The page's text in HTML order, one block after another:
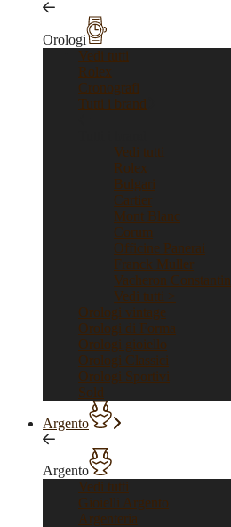
Orologi
Vedi tutti
Rolex
Cronografi
Tutti i brand
Vedi tutti
Rolex
Bulgari
Cartier
Mont Blanc
Corum
Officine Panerai
Franck Muller
Vacheron Constantin
Vedi tutti >
Orologi vintage
Orologi di Forma
Orologi gioiello
Orologi Classici
Orologi Sportivi
Sold
Argento
Argento
Vedi tutti
Gioielli Argento
Argenteria